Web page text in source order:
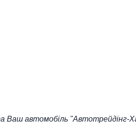
автомобіль "Автотрейдінг-